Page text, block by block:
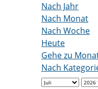
Nach Jahr
Nach Monat
Nach Woche
Heute
Gehe zu
Nach